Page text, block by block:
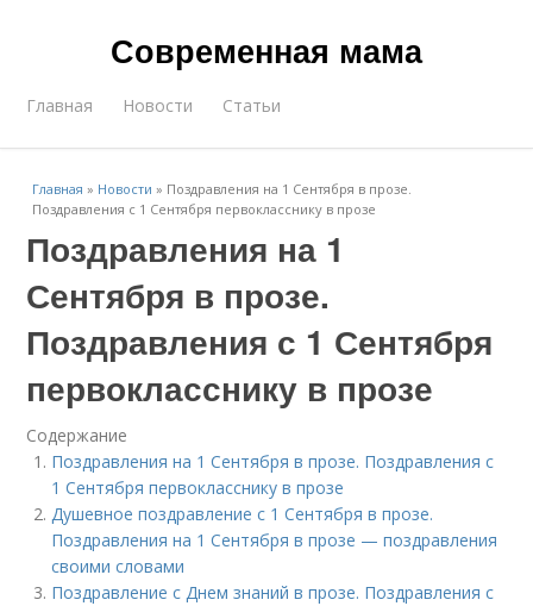
Современная мама
Главная Новости Статьи
Главная » Новости » Поздравления на 1 Сентября в прозе.
Поздравления с 1 Сентября первокласснику в прозе
Поздравления на 1
Сентября в прозе.
Поздравления с 1 Сентября
первокласснику в прозе
Содержание
Поздравления на 1 Сентября в прозе. Поздравления с
1 Сентября первокласснику в прозе
Душевное поздравление с 1 Сентября в прозе.
Поздравления на 1 Сентября в прозе — поздравления
своими словами
Поздравление с Днем знаний в прозе. Поздравления с